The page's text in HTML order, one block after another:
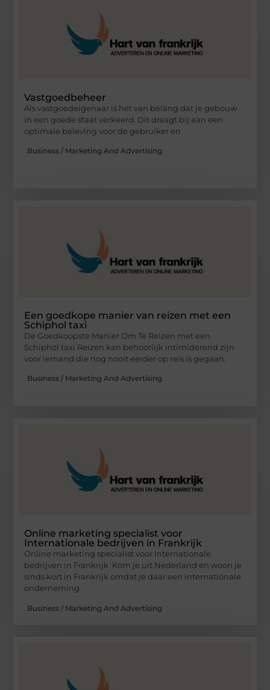
Vastgoedbeheer
Als vastgoedeigenaar is het van belang dat je gebouw
in een goede staat verkeerd. Dit draagt bij aan een
optimale beleving voor de gebruiker en
Business / Marketing And Advertising
Een goedkope manier van reizen met een
Schiphol taxi
De Goedkoopste Manier Om Te Reizen met een
Schiphol taxi Reizen kan behoorlijk intimiderend zijn
voor iemand die nog nooit eerder op reis is gegaan.
Business / Marketing And Advertising
Online marketing specialist voor
Internationale bedrijven in Frankrijk
Online marketing specialist voor Internationale
bedrijven in Frankrijk Kom je uit Nederland en woon je
sinds kort in Frankrijk omdat je daar een internationale
onderneming
Business / Marketing And Advertising